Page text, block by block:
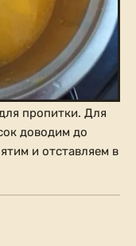
пропитки. Для
доводим до
и отставляем в